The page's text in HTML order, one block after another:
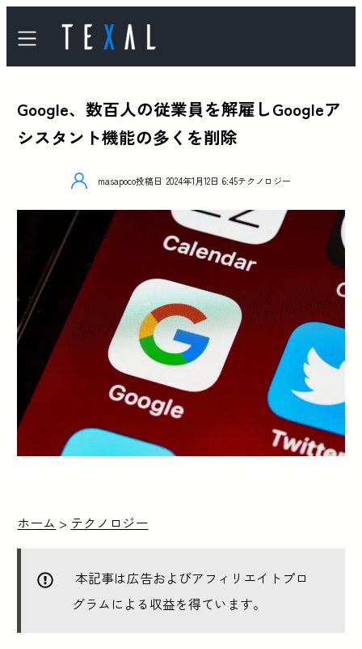
Google、数百人の従業員を解雇しGoogleア
シスタント機能の多くを削除
masapoco投稿日 2024年1月12日 6:45テクノロジー
ホーム > テクノロジー
本記事は広告およびアフィリエイトプロ
グラムによる収益を得ています。